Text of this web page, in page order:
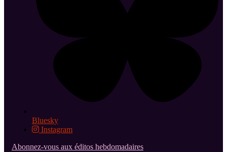
Bluesky
Instagram
Abonnez-vous aux éditos hebdomadaires